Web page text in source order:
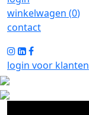
winkelwagen (0)
contact
login voor klanten